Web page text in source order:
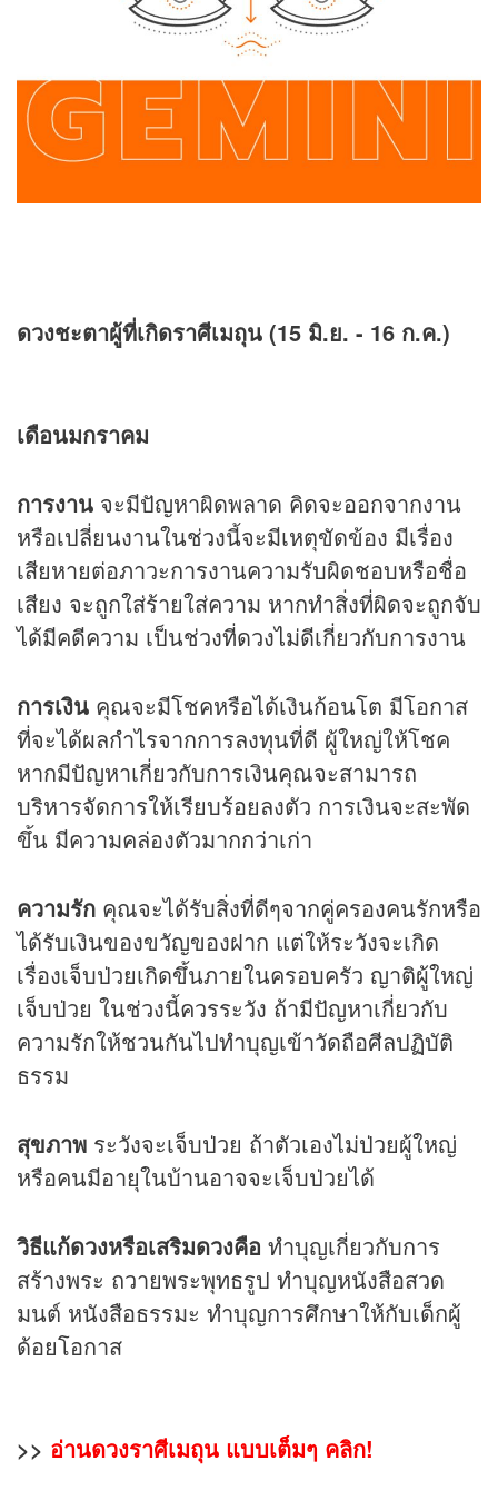
ดวงชะตาผู้ที่เกิดราศีเมถุน (15 มิ.ย. - 16 ก.ค.)
เดือนมกราคม
การงาน จะมีปัญหาผิดพลาด คิดจะออกจากงาน
หรือเปลี่ยนงานในช่วงนี้จะมีเหตุขัดข้อง มีเรื่อง
เสียหายต่อภาวะการงานความรับผิดชอบหรือชื่อ
เสียง จะถูกใส่ร้ายใส่ความ หากทำสิ่งที่ผิดจะถูกจับ
ได้มีคดีความ เป็นช่วงที่ดวงไม่ดีเกี่ยวกับการงาน
การเงิน คุณจะมีโชคหรือได้เงินก้อนโต มีโอกาส
ที่จะได้ผลกำไรจากการลงทุนที่ดี ผู้ใหญ่ให้โชค
หากมีปัญหาเกี่ยวกับการเงินคุณจะสามารถ
บริหารจัดการให้เรียบร้อยลงตัว การเงินจะสะพัด
ขึ้น มีความคล่องตัวมากกว่าเก่า
ความรัก คุณจะได้รับสิ่งที่ดีๆจากคู่ครองคนรักหรือ
ได้รับเงินของขวัญของฝาก แต่ให้ระวังจะเกิด
เรื่องเจ็บป่วยเกิดขึ้นภายในครอบครัว ญาติผู้ใหญ่
เจ็บป่วย ในช่วงนี้ควรระวัง ถ้ามีปัญหาเกี่ยวกับ
ความรักให้ชวนกันไปทำบุญเข้าวัดถือศีลปฏิบัติ
ธรรม
สุขภาพ ระวังจะเจ็บป่วย ถ้าตัวเองไม่ป่วยผู้ใหญ่
หรือคนมีอายุในบ้านอาจจะเจ็บป่วยได้
วิธีแก้ดวงหรือเสริมดวงคือ ทำบุญเกี่ยวกับการ
สร้างพระ ถวายพระพุทธรูป ทำบุญหนังสือสวด
มนต์ หนังสือธรรมะ ทำบุญการศึกษาให้กับเด็กผู้
ด้อยโอกาส
>> อ่านดวงราศีเมถุน แบบเต็มๆ คลิก!